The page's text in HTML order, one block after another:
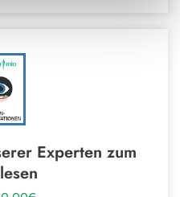
Experten zum